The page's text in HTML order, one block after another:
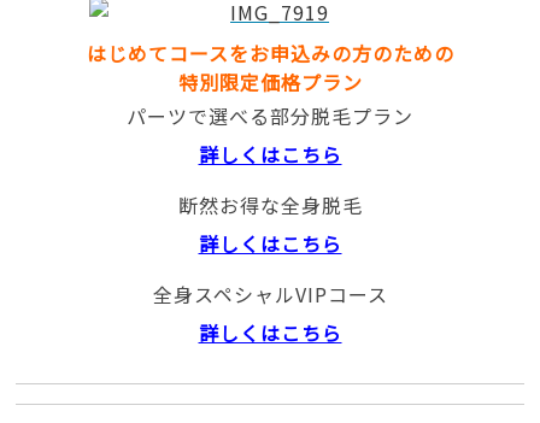
はじめてコースをお申込みの方のための
特別限定価格プラン
パーツで選べる部分脱毛プラン
詳しくはこちら
断然お得な全身脱毛
詳しくはこちら
全身スペシャルVIPコース
詳しくはこちら